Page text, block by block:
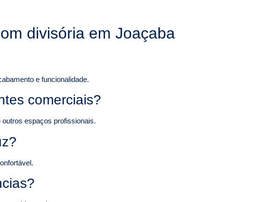
divisória em Joaçaba
e funcionalidade.
comerciais?
espaços profissionais.